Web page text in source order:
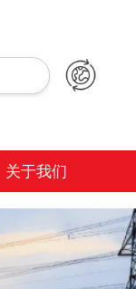
关于我们